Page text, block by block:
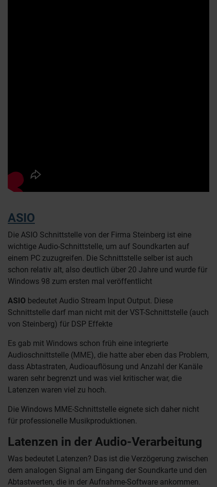
ASIO
Die ASIO Schnittstelle von der Firma Steinberg ist eine
wichtige Audio-Schnittstelle, um auf Soundkarten auf
einem PC zuzugreifen. Die Schnittstelle selber ist auch
schon relativ alt, also deutlich über 20 Jahre und wurde für
Windows 98 zum ersten mal veröffentlicht
ASIO bedeutet Audio Stream Input Output. Diese
Schnittstelle darf man nicht mit der VST-Schnittstelle (auch
von Steinberg) für DSP Effekte
Es gab mit Windows schon früh eine integrierte
Audioschnittstelle (MME), die hatte aber eben das Problem,
dass Abtastraten, Audioauflösung und Anzahl der Kanäle
waren sehr begrenzt und was viel kritischer war, die
Latenzen waren viel zu hoch.
Die Windows MME-Schnittstelle eignete sich daher nicht
für professionelle Musikproduktionen.
Latenzen in der Audio-Verarbeitung
Was bedeutet Latenzen? Das ist die Verzögerung zwischen
dem analogen Signal am Eingang der Soundkarte und den
Abtastwerten, die in der Aufnahme-Software ankommen.